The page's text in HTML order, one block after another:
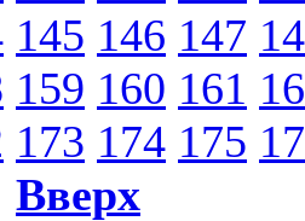
145 146 147
159 160 161
173 174 175
Вверх